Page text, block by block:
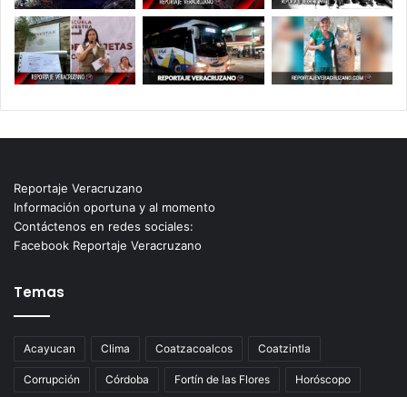
Reportaje Veracruzano
Información oportuna y al momento
Contáctenos en redes sociales:
Facebook Reportaje Veracruzano
Temas
Acayucan Clima Coatzacoalcos Coatzintla
Corrupción Córdoba Fortín de las Flores Horóscopo